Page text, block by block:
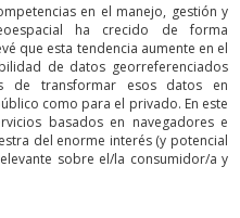
en el manejo, gestión y
ha crecido de forma
que esta tendencia aumente en el
de datos georreferenciados
de transformar esos datos en
como para el privado. En este
basados en navegadores e
del enorme interés (y potencial
sobre el/la consumidor/a y